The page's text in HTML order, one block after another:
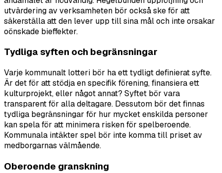
utvärdering av verksamheten bör också ske för att
säkerställa att den lever upp till sina mål och inte orsakar
oönskade bieffekter.
Tydliga syften och begränsningar
Varje kommunalt lotteri bör ha ett tydligt definierat syfte.
Är det för att stödja en specifik förening, finansiera ett
kulturprojekt, eller något annat? Syftet bör vara
transparent för alla deltagare. Dessutom bör det finnas
tydliga begränsningar för hur mycket enskilda personer
kan spela för att minimera risken för spelberoende.
Kommunala intäkter spel bör inte komma till priset av
medborgarnas välmående.
Oberoende granskning